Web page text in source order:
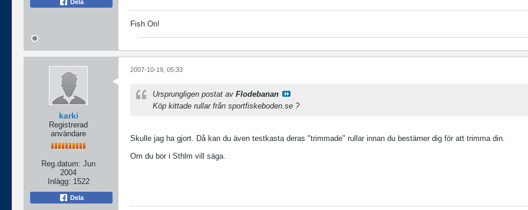
Dela
Fish On!
karki
Registrerad
användare
Reg.datum: Jun
2004
Inlägg: 1522
Dela
2007-10-19, 05:33
Ursprungligen postat av Flodebanan
Köp kittade rullar från sportfiskeboden.se ?
Skulle jag ha gjort. Då kan du även testkasta deras "trimmade" rullar innan du bestämer dig för att trimma din.
Om du bor i Sthlm vill säga.